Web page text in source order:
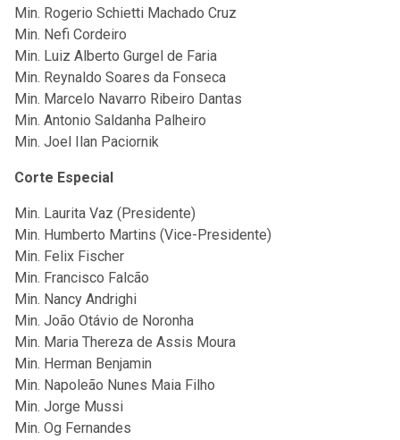
Min. Rogerio Schietti Machado Cruz
Min. Nefi Cordeiro
Min. Luiz Alberto Gurgel de Faria
Min. Reynaldo Soares da Fonseca
Min. Marcelo Navarro Ribeiro Dantas
Min. Antonio Saldanha Palheiro
Min. Joel Ilan Paciornik
Corte Especial
Min. Laurita Vaz (Presidente)
Min. Humberto Martins (Vice-Presidente)
Min. Felix Fischer
Min. Francisco Falcão
Min. Nancy Andrighi
Min. João Otávio de Noronha
Min. Maria Thereza de Assis Moura
Min. Herman Benjamin
Min. Napoleão Nunes Maia Filho
Min. Jorge Mussi
Min. Og Fernandes